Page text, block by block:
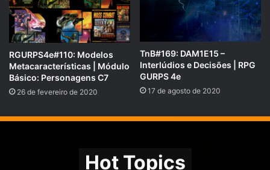
COMPARTILHE!
Se você gostou desse Podcast de RPG, então não se
esqueça de compartilhar!
Nosso site éhttps://rpgnext.com.br,
Nossa Campanha do
RpgNextPage,
RGURPS4e#110: Modelos
Metacaracterísticas | Módulo
Básico: Personagens C7
26 de fevereiro de 2020
TnB#169: DAM1E15 –
Interlúdios e Decisões | RPG
GURPS 4e
17 de agosto de 2020
Hot Topics